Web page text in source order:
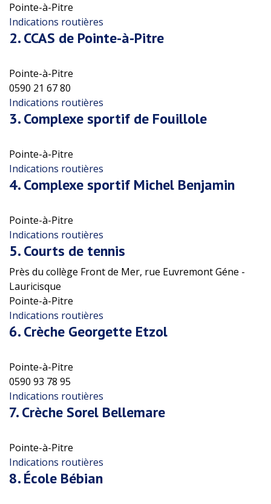
Pointe-à-Pitre
Indications routières
2.CCAS de Pointe-à-Pitre
Pointe-à-Pitre
0590 21 67 80
Indications routières
3.Complexe sportif de Fouillole
Pointe-à-Pitre
Indications routières
4.Complexe sportif Michel Benjamin
Pointe-à-Pitre
Indications routières
5.Courts de tennis
Près du collège Front de Mer, rue Euvremont Géne -
Lauricisque
Pointe-à-Pitre
Indications routières
6.Crèche Georgette Etzol
Pointe-à-Pitre
0590 93 78 95
Indications routières
7.Crèche Sorel Bellemare
Pointe-à-Pitre
Indications routières
8.École Bébian